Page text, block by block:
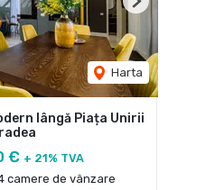
Harta
Next
lângă Piața Unirii
€ + 21% TVA
camere de vânzare